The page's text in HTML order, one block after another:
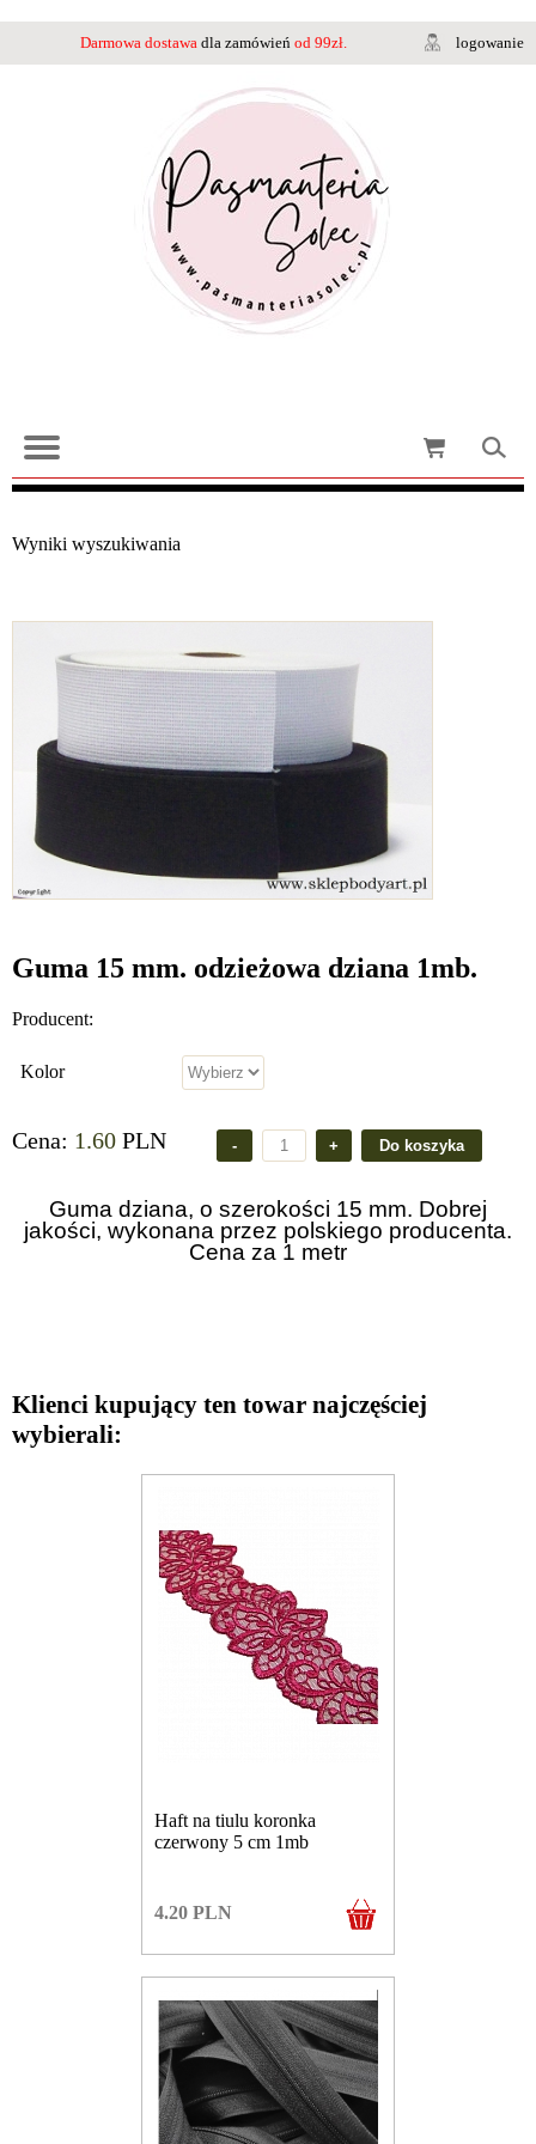
Darmowa dostawa dla zamówień od 99zł. logowanie
Wyniki wyszukiwania
Guma 15 mm. odzieżowa dziana 1mb.
Producent:
Kolor
Cena: 1.60 PLN
Guma dziana, o szerokości 15 mm. Dobrej
jakości, wykonana przez polskiego producenta.
Cena za 1 metr
Klienci kupujący ten towar najczęściej
wybierali:
Haft na tiulu koronka
czerwony 5 cm 1mb
4.20 PLN